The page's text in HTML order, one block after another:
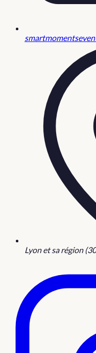
Lyon et sa région